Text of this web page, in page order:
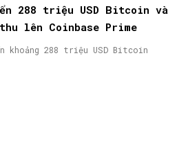
288 triệu USD Bitcoin và
lên Coinbase Prime
khoảng 288 triệu USD Bitcoin